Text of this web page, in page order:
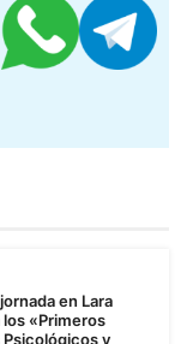
en Lara
«Primeros
Psicológicos y